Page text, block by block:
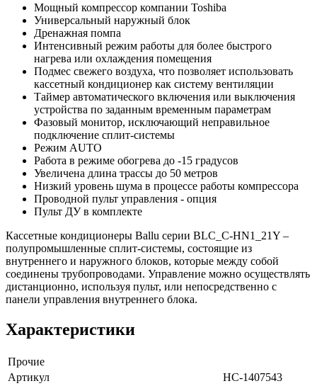
Мощный компрессор компании Toshiba
Универсальный наружный блок
Дренажная помпа
Интенсивный режим работы для более быстрого
нагрева или охлаждения помещения
Подмес свежего воздуха, что позволяет использовать
кассетный кондиционер как систему вентиляции
Таймер автоматического включения или выключения
устройства по заданным временным параметрам
Фазовый монитор, исключающий неправильное
подключение сплит-системы
Режим AUTO
Работа в режиме обогрева до -15 градусов
Увеличена длина трассы до 50 метров
Низкий уровень шума в процессе работы компрессора
Проводной пульт управления - опция
Пульт ДУ в комплекте
Кассетные кондиционеры Ballu серии BLC_C-HN1_21Y –
полупромышленные сплит-системы, состоящие из
внутреннего и наружного блоков, которые между собой
соединены трубопроводами. Управление можно осуществлять
дистанционно, используя пульт, или непосредственно с
панели управления внутреннего блока.
Характеристики
Прочие
Артикул
НС-1407543